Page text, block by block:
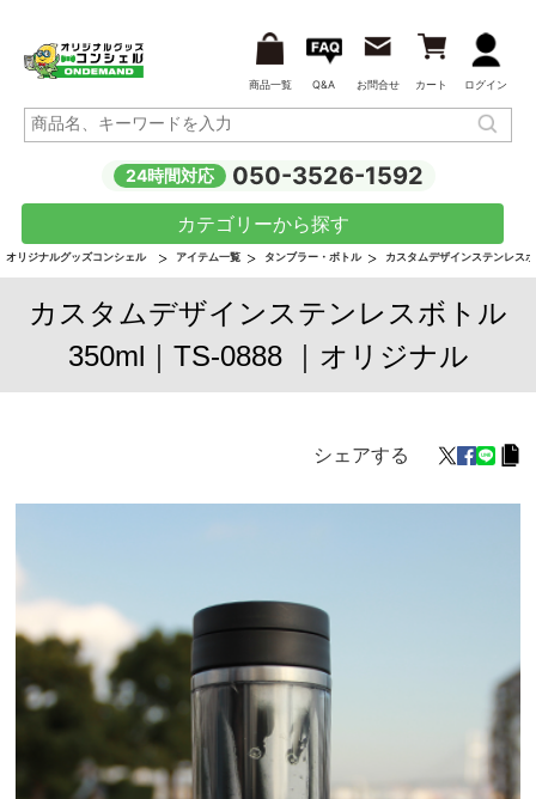
商品一覧 Q&A お問合せ カート ログイン
24時間対応 050-3526-1592
カテゴリーから探す
オリジナルグッズコンシェル アイテム一覧 タンブラー・ボトル カスタムデザインステンレス
カスタムデザインステンレスボトル
350ml｜TS-0888 ｜オリジナル
シェアする